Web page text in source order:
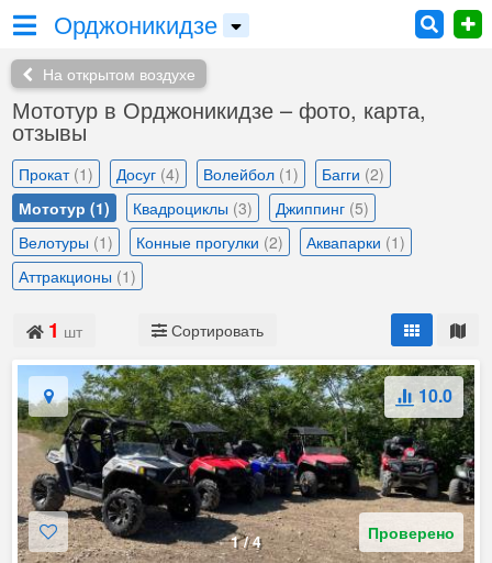
Орджоникидзе
На открытом воздухе
Мототур в Орджоникидзе – фото, карта,
отзывы
Прокат (1) Досуг (4) Волейбол (1) Багги (2)
Мототур (1) Квадроциклы (3) Джиппинг (5)
Велотуры (1) Конные прогулки (2) Аквапарки (1)
Аттракционы (1)
1 шт Сортировать
1/4
10.0
Проверено